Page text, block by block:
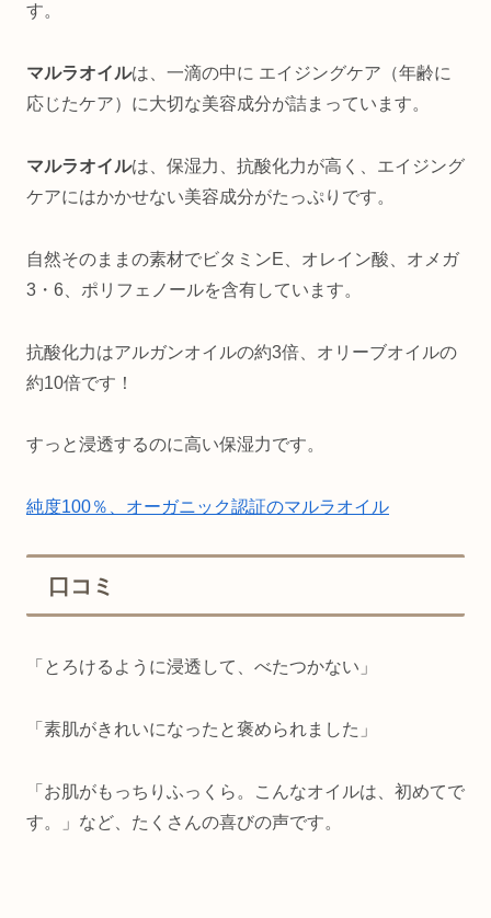
す。
マルラオイルは、一滴の中に エイジングケア（年齢に
応じたケア）に大切な美容成分が詰まっています。
マルラオイルは、保湿力、抗酸化力が高く、エイジング
ケアにはかかせない美容成分がたっぷりです。
自然そのままの素材でビタミンE、オレイン酸、オメガ
3・6、ポリフェノールを含有しています。
抗酸化力はアルガンオイルの約3倍、オリーブオイルの
約10倍です！
すっと浸透するのに高い保湿力です。
純度100％、オーガニック認証のマルラオイル
口コミ
「とろけるように浸透して、べたつかない」
「素肌がきれいになったと褒められました」
「お肌がもっちりふっくら。こんなオイルは、初めてで
す。」など、たくさんの喜びの声です。